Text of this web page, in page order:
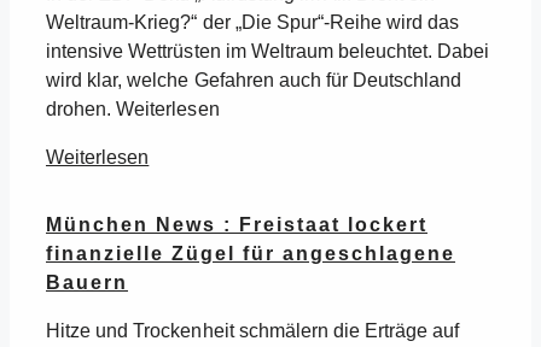
Weltraum-Krieg?“ der „Die Spur“-Reihe wird das
intensive Wettrüsten im Weltraum beleuchtet. Dabei
wird klar, welche Gefahren auch für Deutschland
drohen. Weiterlesen
Weiterlesen
München News : Freistaat lockert
finanzielle Zügel für angeschlagene
Bauern
Hitze und Trockenheit schmälern die Erträge auf